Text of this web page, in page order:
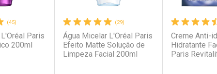
Ativar Desconto Ativar
(45)
Paris
200ml
(29)
Água Micelar L'Oréal Paris
Efeito Matte Solução de
Limpeza Facial 200ml
Creme Anti-
Hidratante
Paris